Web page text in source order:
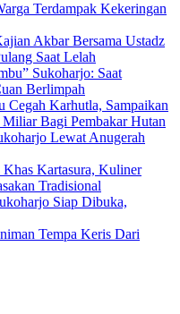
Terdampak Kekeringan
Akbar Bersama Ustadz
Saat Lelah
Sukoharjo: Saat
Berlimpah
Cegah Karhutla, Sampaikan
Bagi Pembakar Hutan
Lewat Anugerah
Kartasura, Kuliner
Tradisional
Siap Dibuka,
Tempa Keris Dari